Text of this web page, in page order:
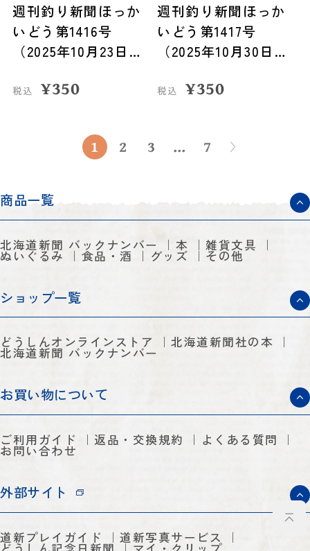
週刊釣り新聞ほっか
いどう第1416号
（2025年10月23日発
税込 ¥350
週刊釣り新聞ほっか
いどう第1417号
（2025年10月30日発
税込 ¥350
1 2 3 ... 7
商品一覧
北海道新聞 バックナンバー 本 雑貨文具
ぬいぐるみ 食品・酒 グッズ その他
ショップ一覧
どうしんオンラインストア 北海道新聞社の本
北海道新聞 バックナンバー
お買い物について
ご利用ガイド 返品・交換規約 よくある質問
お問い合わせ
外部サイト
道新プレイガイド 道新写真サービス